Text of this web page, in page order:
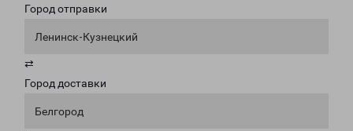
Город отправки
Ленинск-Кузнецкий
⇄
Город доставки
Белгород